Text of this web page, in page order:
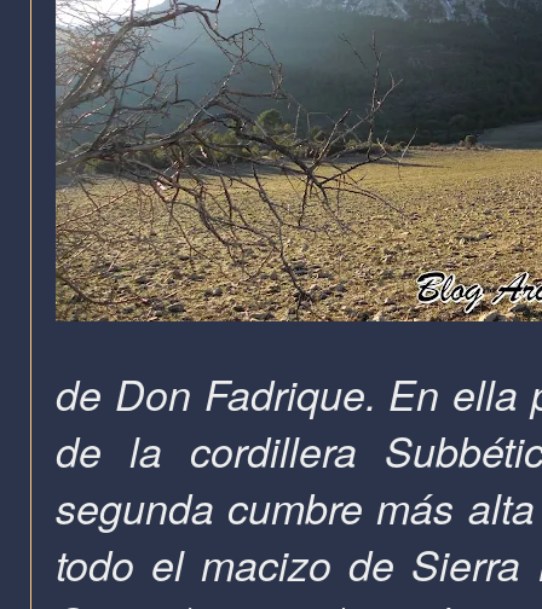
de Don Fadrique. En ella
de la cordillera
segunda cumbre más
todo el macizo de